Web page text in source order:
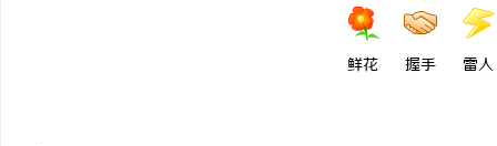
鲜花 握手 雷人